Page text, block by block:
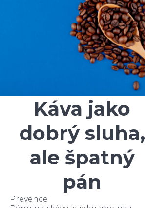
Káva jako
dobrý sluha,
ale špatný
pán
Prevence